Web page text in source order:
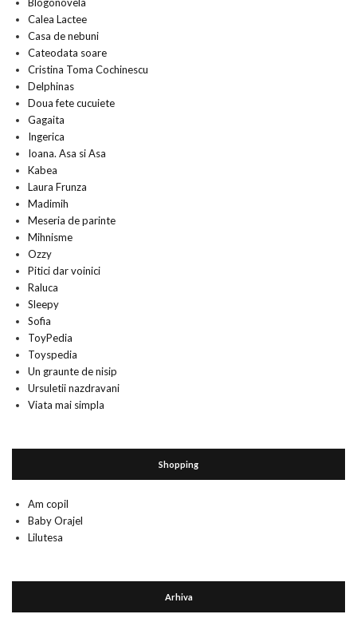
Calea Lactee
Casa de nebuni
Cateodata soare
Cristina Toma Cochinescu
Delphinas
Doua fete cucuiete
Gagaita
Ingerica
Ioana. Asa si Asa
Kabea
Laura Frunza
Madimih
Meseria de parinte
Mihnisme
Ozzy
Pitici dar voinici
Raluca
Sleepy
Sofia
ToyPedia
Toyspedia
Un graunte de nisip
Ursuletii nazdravani
Viata mai simpla
Shopping
Am copil
Baby Orajel
Lilutesa
Arhiva